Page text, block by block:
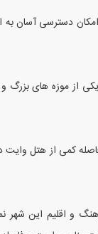
دسترسی آسان
به هتل وایت عبارتند از:1. موزه
کمی از هتل وایت
و اقلیم این شهر